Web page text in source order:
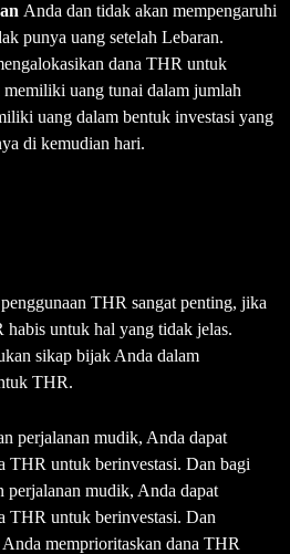
Anda dan tidak akan mempengaruhi
punya uang setelah Lebaran.
dana THR untuk
uang tunai dalam jumlah
uang dalam bentuk investasi yang
di kemudian hari.
THR sangat penting, jika
untuk hal yang tidak jelas.
sikap bijak Anda dalam
THR.
perjalanan mudik, Anda dapat
THR untuk berinvestasi. Dan bagi
mudik, Anda dapat
THR untuk berinvestasi. Dan
memprioritaskan dana THR